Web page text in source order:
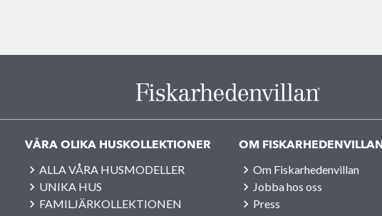
VÅRA OLIKA HUSKOLLEKTIONER
ALLA VÅRA HUSMODELLER
UNIKA HUS
FAMILJÄRKOLLEKTIONEN
OM FISKARHEDENVILLAN
Om Fiskarhedenvillan
Jobba hos oss
Press